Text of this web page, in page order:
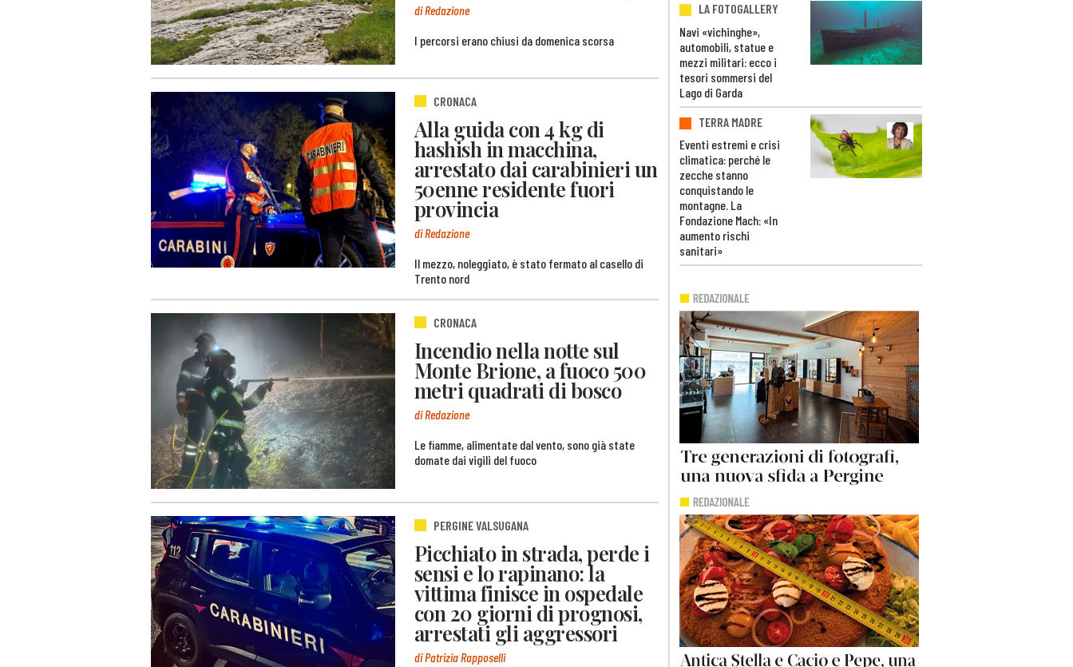
di Redazione
I percorsi erano chiusi da domenica scorsa
CRONACA
Alla guida con 4 kg di
hashish in macchina,
arrestato dai carabinieri un
50enne residente fuori
provincia
di Redazione
Il mezzo, noleggiato, è stato fermato al casello di
Trento nord
CRONACA
Incendio nella notte sul
Monte Brione, a fuoco 500
metri quadrati di bosco
di Redazione
Le fiamme, alimentate dal vento, sono già state
domate dai vigili del fuoco
PERGINE VALSUGANA
Picchiato in strada, perde i
sensi e lo rapinano: la
vittima finisce in ospedale
con 20 giorni di prognosi,
arrestati gli aggressori
di Patrizia Rapposelli
LA FOTOGALLERY
Navi «vichinghe»,
automobili, statue e
mezzi militari: ecco i
tesori sommersi del
Lago di Garda
TERRA MADRE
Eventi estremi e crisi
climatica: perché le
zecche stanno
conquistando le
montagne. La
Fondazione Mach: «In
aumento rischi
sanitari»